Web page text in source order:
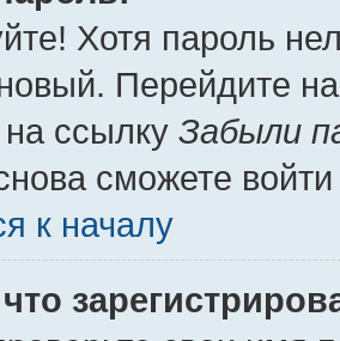
Хотя пароль
Перейдите
ссылку Забыли
сможете
к началу